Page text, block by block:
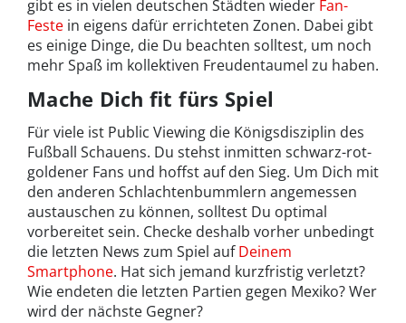
gibt es in vielen deutschen Städten wieder Fan-
Feste in eigens dafür errichteten Zonen. Dabei gibt
es einige Dinge, die Du beachten solltest, um noch
mehr Spaß im kollektiven Freudentaumel zu haben.
Mache Dich fit fürs Spiel
Für viele ist Public Viewing die Königsdisziplin des
Fußball Schauens. Du stehst inmitten schwarz-rot-
goldener Fans und hoffst auf den Sieg. Um Dich mit
den anderen Schlachtenbummlern angemessen
austauschen zu können, solltest Du optimal
vorbereitet sein. Checke deshalb vorher unbedingt
die letzten News zum Spiel aufDeinem
Smartphone. Hat sich jemand kurzfristig verletzt?
Wie endeten die letzten Partien gegen Mexiko? Wer
wird der nächste Gegner?